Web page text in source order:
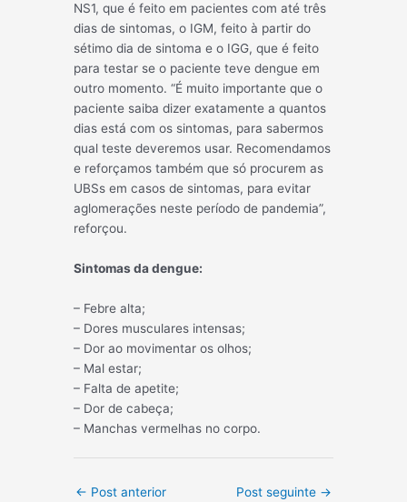
NS1, que é feito em pacientes com até três
dias de sintomas, o IGM, feito à partir do
sétimo dia de sintoma e o IGG, que é feito
para testar se o paciente teve dengue em
outro momento. “É muito importante que o
paciente saiba dizer exatamente a quantos
dias está com os sintomas, para sabermos
qual teste deveremos usar. Recomendamos
e reforçamos também que só procurem as
UBSs em casos de sintomas, para evitar
aglomerações neste período de pandemia”,
reforçou.
Sintomas da dengue:
– Febre alta;
– Dores musculares intensas;
– Dor ao movimentar os olhos;
– Mal estar;
– Falta de apetite;
– Dor de cabeça;
– Manchas vermelhas no corpo.
Post
← Post anterior Post seguinte →